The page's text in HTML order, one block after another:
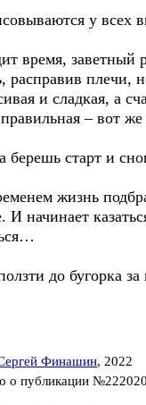
у всех
время, заветный
расправив плечи,
и сладкая, а
– вот
берешь старт и
жизнь
И начинает
до бугорка
Финашин, 2022
о публикации